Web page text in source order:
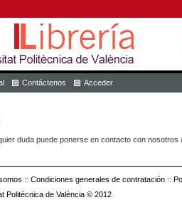
Contáctenos Acceder
duda puede ponerse en contacto con
:: Condiciones generales de contratación ::
Politècnica de València © 2012